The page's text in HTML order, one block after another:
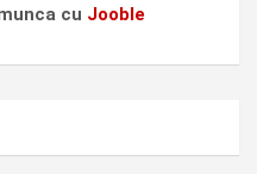
cu Jooble